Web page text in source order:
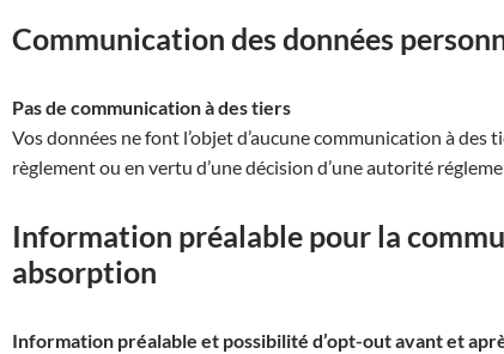
Communication des données
Pas de communication à des tiers
Vos données ne font l’objet d’aucune communication à
règlement ou en vertu d’une décision d’une autorité
Information préalable pour la
absorption
Information préalable et possibilité d’opt-out avant et